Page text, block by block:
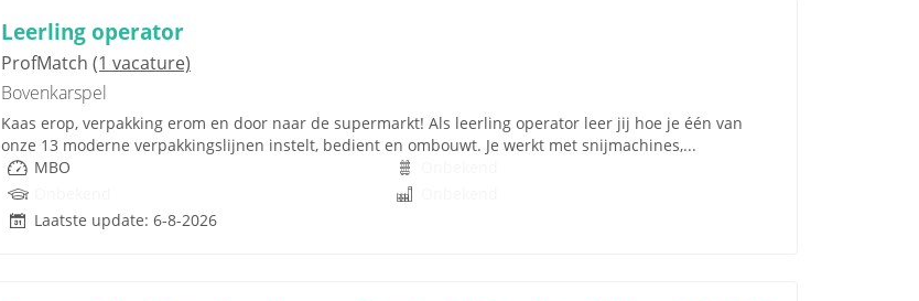
Leerling operator
ProfMatch (1 vacature)
Bovenkarspel
Kaas erop, verpakking erom en door naar de supermarkt! Als leerling operator leer jij hoe je één van
onze 13 moderne verpakkingslijnen instelt, bedient en ombouwt. Je werkt met snijmachines,...
MBO
Laatste update: 6-8-2026